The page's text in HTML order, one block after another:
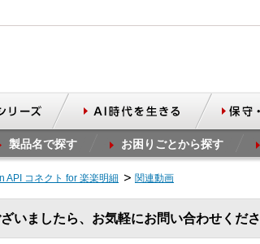
製品名で探す お困りごとから探す
API コネクト for 楽楽明細 関連動画
いましたら、お気軽にお問い合わせくださ